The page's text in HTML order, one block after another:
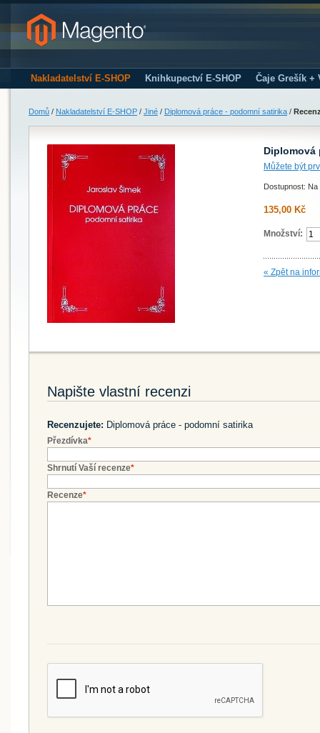
Nakladatelství E-SHOP Knihkupectví E-SHOP Čaje Grešík +
Domů / Nakladatelství E-SHOP / Jiné / Diplomová práce - podomní satirika /
Diplomová
Můžete být
Dostupnost: Na
135,00 Kč
Množství:
« Zpět na
Napište vlastní recenzi
Recenzujete: Diplomová práce - podomní satirika
Přezdívka*
Shrnutí Vaší recenze*
Recenze*